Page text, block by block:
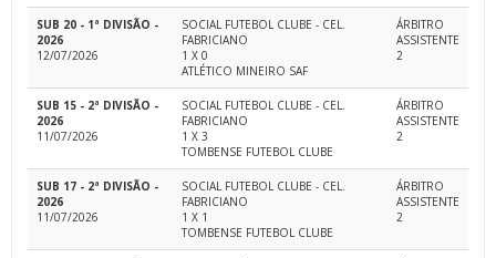
SUB 20 - 1ª DIVISÃO -
2026
12/07/2026
SOCIAL FUTEBOL CLUBE - CEL.
FABRICIANO
1 X 0
ATLÉTICO MINEIRO SAF
ÁRBITRO
ASSISTENTE
2
SUB 15 - 2ª DIVISÃO -
2026
11/07/2026
SOCIAL FUTEBOL CLUBE - CEL.
FABRICIANO
1 X 3
TOMBENSE FUTEBOL CLUBE
ÁRBITRO
ASSISTENTE
2
SUB 17 - 2ª DIVISÃO -
2026
11/07/2026
SOCIAL FUTEBOL CLUBE - CEL.
FABRICIANO
1 X 1
TOMBENSE FUTEBOL CLUBE
ÁRBITRO
ASSISTENTE
2